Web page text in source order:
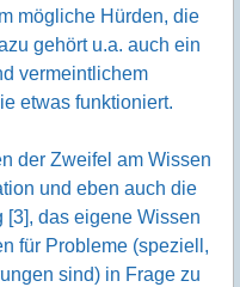
mögliche Hürden, die
gehört u.a. auch ein
vermeintlichem
etwas funktioniert.
der Zweifel am Wissen
und eben auch die
[3], das eigene Wissen
für Probleme (speziell,
sind) in Frage zu